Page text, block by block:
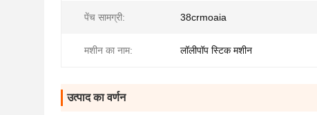
पेंच सामग्री: 38crmoaia
मशीन का नाम: लॉलीपॉप स्टिक मशीन
उत्पाद का वर्णन